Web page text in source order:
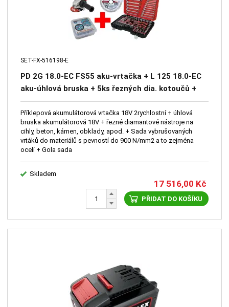
SET-FX-516198-E
PD 2G 18.0-EC FS55 aku-vrtačka + L 125 18.0-EC
aku-úhlová bruska + 5ks řezných dia. kotoučů +
Sada vrtáků 91ks + Box 20ks kotouč 125mm +
Sada nářadí 130ks
Příklepová akumulátorová vrtačka 18V 2rychlostní + úhlová
bruska akumulátorová 18V + řezné diamantové nástroje na
cihly, beton, kámen, obklady, apod. + Sada vybrušovaných
vrtáků do materiálů s pevností do 900 N/mm2 a to zejména
ocelí + Gola sada
Skladem
17 516,00 Kč
PŘIDAT DO KOŠÍKU